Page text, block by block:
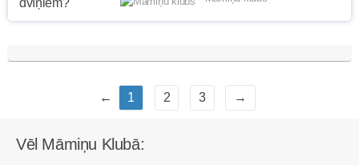
← 1 2 3 →
Vēl Māmiņu Klubā: